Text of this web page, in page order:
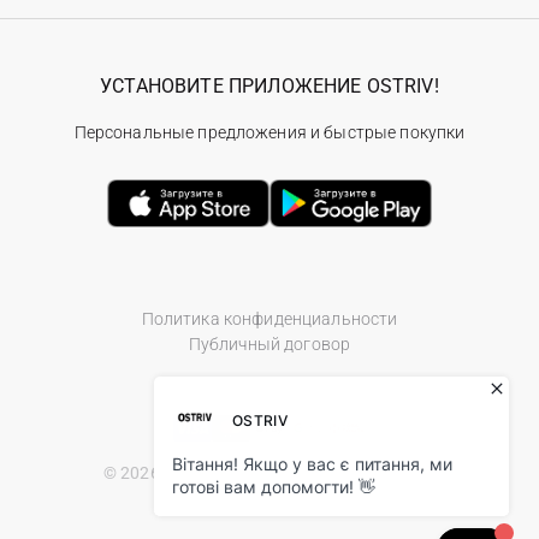
Политика конфиденциальности
Публичный договор
© 2026 Ostriv.ua Store. All Rights Reserved.
УСТАНОВИТЕ ПРИЛОЖЕНИЕ OSTRIV!
Персональные предложения и быстрые покупки